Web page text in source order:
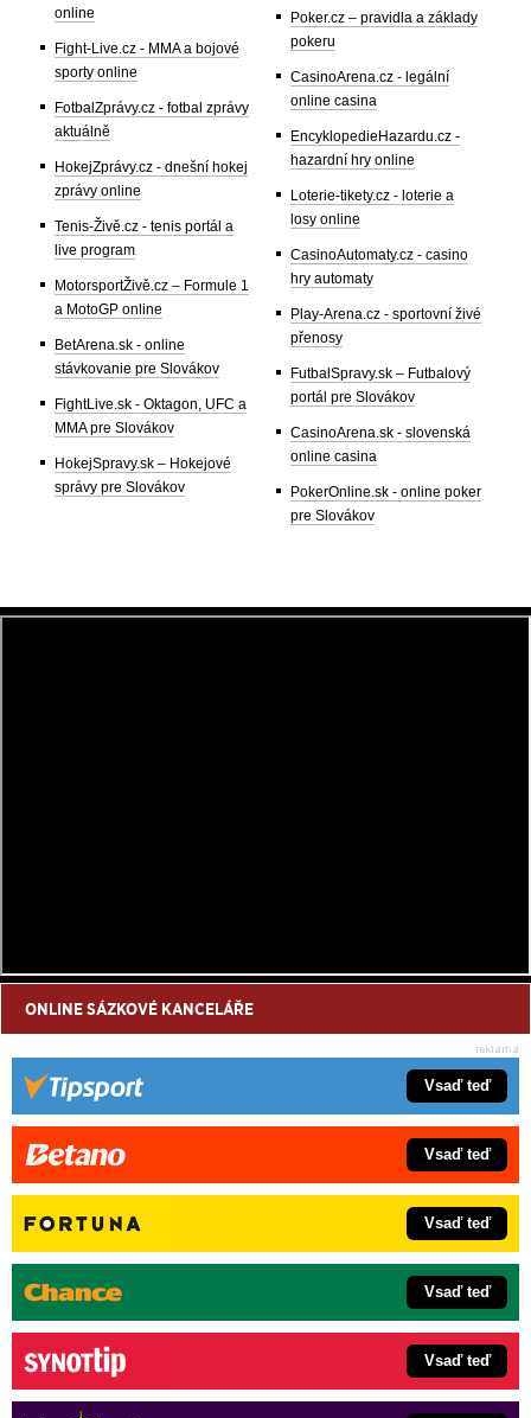
online
Fight-Live.cz - MMA a bojové
sporty online
FotbalZprávy.cz - fotbal zprávy
aktuálně
HokejZprávy.cz - dnešní hokej
zprávy online
Tenis-Živě.cz - tenis portál a
live program
MotorsportŽivě.cz – Formule 1
a MotoGP online
BetArena.sk - online
stávkovanie pre Slovákov
FightLive.sk - Oktagon, UFC a
MMA pre Slovákov
HokejSpravy.sk – Hokejové
správy pre Slovákov
Poker.cz – pravidla a základy
pokeru
CasinoArena.cz - legální
online casina
EncyklopedieHazardu.cz -
hazardní hry online
Loterie-tikety.cz - loterie a
losy online
CasinoAutomaty.cz - casino
hry automaty
Play-Arena.cz - sportovní živé
přenosy
FutbalSpravy.sk – Futbalový
portál pre Slovákov
CasinoArena.sk - slovenská
online casina
PokerOnline.sk - online poker
pre Slovákov
ONLINE SÁZKOVÉ KANCELÁŘE
Vsaď teď
Vsaď teď
Vsaď teď
Vsaď teď
Vsaď teď